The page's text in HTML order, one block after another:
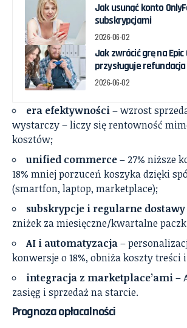
Jak usunąć konto
subskrypcjami
2026-06-02
Jak zwrócić grę na Epic
przysługuje refundacja
2026-06-02
era efektywności– wzrost
wystarczy – liczy się rentowność
kosztów;
unified commerce– 27% niższe
18% mniej porzuceń koszyka dzięki
(smartfon, laptop, marketplace);
subskrypcje i regularne dostawy
zniżek za miesięczne/kwartalne
AI i automatyzacja–
konwersje o 18%, obniża koszty
integracja z marketplace’ami–
zasięg i sprzedaż na starcie.
Prognoza opłacalności